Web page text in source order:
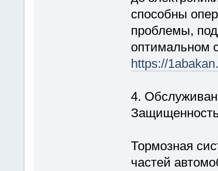
способны
проблемы,
оптимальном
https://
4.
Тормозная
частей